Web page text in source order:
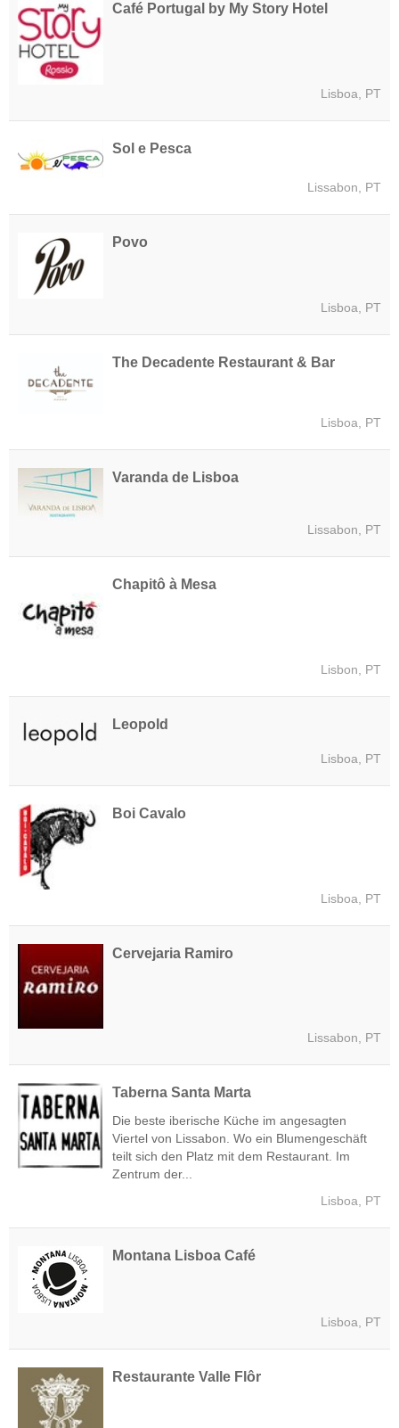
Café Portugal by My Story Hotel
Lisboa, PT
Sol e Pesca
Lissabon, PT
Povo
Lisboa, PT
The Decadente Restaurant & Bar
Lisboa, PT
Varanda de Lisboa
Lissabon, PT
Chapitô à Mesa
Lisbon, PT
Leopold
Lisboa, PT
Boi Cavalo
Lisboa, PT
Cervejaria Ramiro
Lissabon, PT
Taberna Santa Marta
Die beste iberische Küche im angesagten
Viertel von Lissabon. Wo ein Blumengeschäft
teilt sich den Platz mit dem Restaurant. Im
Zentrum der...
Lisboa, PT
Montana Lisboa Café
Lisboa, PT
Restaurante Valle Flôr